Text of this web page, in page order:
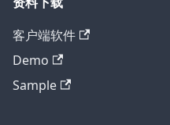
客户端软件
Demo
Sample